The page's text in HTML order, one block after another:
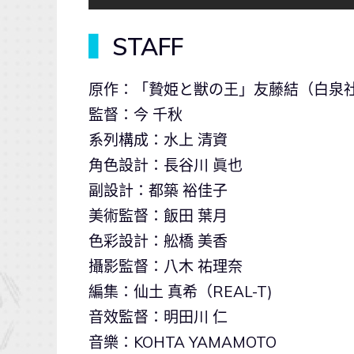
STAFF
原作：「贄姫と獣の王」友藤結（白泉
監督：今 千秋
系列構成：水上 清資
角色設計：長谷川 眞也
副設計：都築 裕佳子
美術監督：飯田 葉月
色彩設計：舩橋 美香
攝影監督：八木 祐理奈
編集：仙土 真希（REAL-T)
音效監督：明田川 仁
音樂：KOHTA YAMAMOTO